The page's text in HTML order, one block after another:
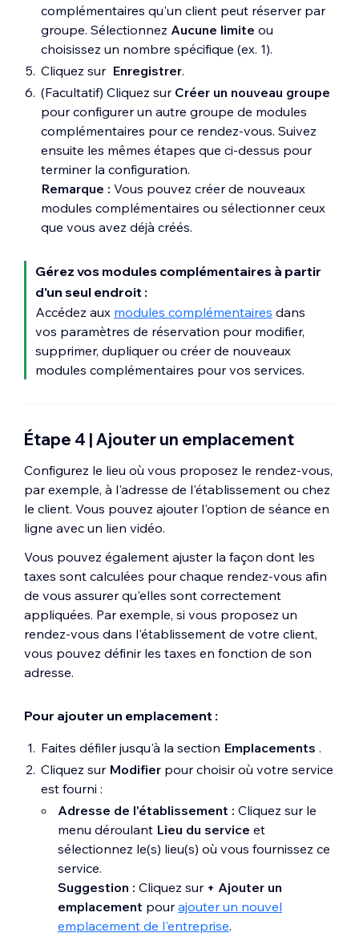
complémentaires qu'un client peut réserver par
groupe. Sélectionnez Aucune limite ou
choisissez un nombre spécifique (ex. 1).
Cliquez sur Enregistrer.
(Facultatif) Cliquez sur Créer un nouveau groupe
pour configurer un autre groupe de modules
complémentaires pour ce rendez-vous. Suivez
ensuite les mêmes étapes que ci-dessus pour
terminer la configuration.
Remarque : Vous pouvez créer de nouveaux
modules complémentaires ou sélectionner ceux
que vous avez déjà créés.
Gérez vos modules complémentaires à partir
d'un seul endroit :
Accédez aux modules complémentaires dans
vos paramètres de réservation pour modifier,
supprimer, dupliquer ou créer de nouveaux
modules complémentaires pour vos services.
Étape 4 | Ajouter un emplacement
Configurez le lieu où vous proposez le rendez-vous,
par exemple, à l'adresse de l'établissement ou chez
le client. Vous pouvez ajouter l'option de séance en
ligne avec un lien vidéo.
Vous pouvez également ajuster la façon dont les
taxes sont calculées pour chaque rendez-vous afin
de vous assurer qu'elles sont correctement
appliquées. Par exemple, si vous proposez un
rendez-vous dans l'établissement de votre client,
vous pouvez définir les taxes en fonction de son
adresse.
Pour ajouter un emplacement :
Faites défiler jusqu'à la section Emplacements .
Cliquez sur Modifier pour choisir où votre service
est fourni :
Adresse de l'établissement : Cliquez sur le
menu déroulant Lieu du service et
sélectionnez le(s) lieu(s) où vous fournissez ce
service.
Suggestion : Cliquez sur + Ajouter un
emplacement pourajouter un nouvel
emplacement de l'entreprise.